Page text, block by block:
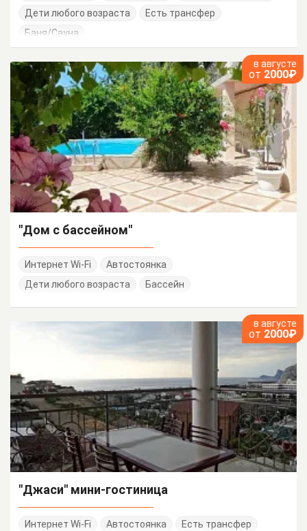
Дети любого возраста
Есть трансфер
Баня/Сауна
в августе
от 2000₽
"Дом с бассейном"
Интернет Wi-Fi
Автостоянка
Дети любого возраста
Бассейн
в августе
от 2000₽
"Джаси" мини-гостиница
Интернет Wi-Fi Автостоянка Есть трансфер